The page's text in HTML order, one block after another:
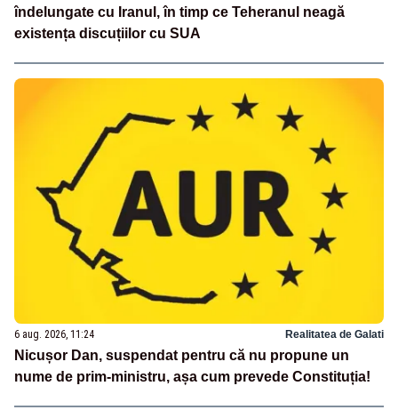
îndelungate cu Iranul, în timp ce Teheranul neagă
existența discuțiilor cu SUA
6 aug. 2026, 11:24 Realitatea de Galati
Nicușor Dan, suspendat pentru că nu propune un
nume de prim-ministru, așa cum prevede Constituția!